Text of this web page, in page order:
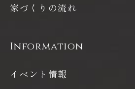
家づくりの流れ
Information
イベント情報